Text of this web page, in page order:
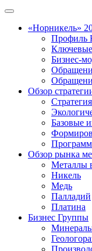
«Норникель»
Профиль
Ключевые
Бизнес-
Обзор
Базовые
Обзор рынка
Металлы
Никель
Медь
Палладий
Платина
Бизнес Группы